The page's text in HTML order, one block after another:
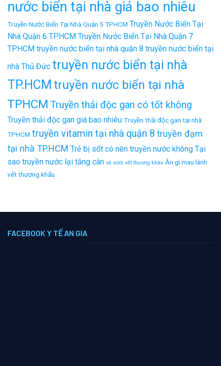
nước biển tại nhà giá bao nhiêu
Truyền Nước Biển Tại Nhà Quận 5 TPHCM Truyền Nước Biển Tại
Nhà Quận 6 TP.HCM Truyền Nước Biển Tại Nhà Quận 7
TP.HCM truyền nước biển tại nhà quận 8 truyền nước biển tại
nhà Thủ Đức truyền nước biển tại nhà
TP.HCM truyền nước biển tại nhà
TPHCM Truyền thải độc gan có tốt không
Truyền thải độc gan giá bao nhiêu Truyền thải độc gan tại nhà
TPHCM truyền vitamin tại nhà quận 8 truyền đạm
tại nhà TP.HCM Trẻ bị sốt có nên truyền nước không Tại
sao truyền nước lại tăng cân vệ sinh vết thương khâu Ăn gì mau lành
vết thương khẩu
FACEBOOK Y TẾ AN GIA